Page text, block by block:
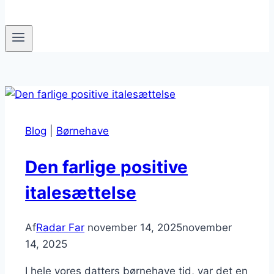
Blog Børnehave
Den farlige positive
italesættelse
AfRadar Far november 14, 2025november
14, 2025
I hele vores datters børnehave tid, var det en